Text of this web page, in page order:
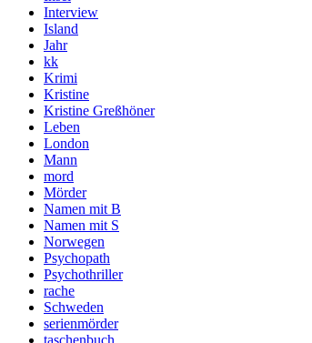
Interview
Island
Jahr
kk
Krimi
Kristine
Kristine Greßhöner
Leben
London
Mann
mord
Mörder
Namen mit B
Namen mit S
Norwegen
Psychopath
Psychothriller
rache
Schweden
serienmörder